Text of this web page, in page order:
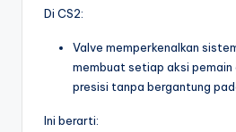
Di CS2:
Valve memperkenalkan
membuat setiap aksi pemain
presisi tanpa bergantung
Ini berarti: